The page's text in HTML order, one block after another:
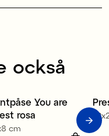
också
You are
rosa
cm